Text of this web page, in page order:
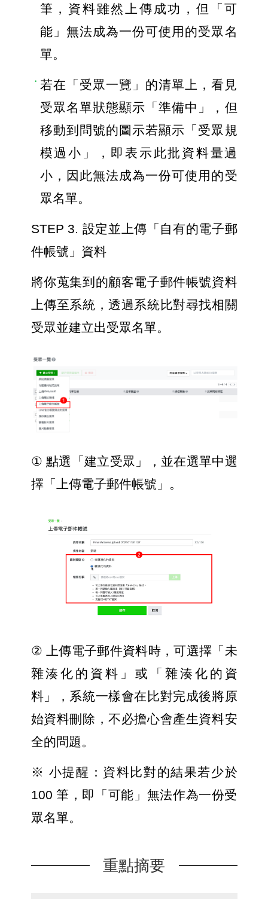
筆，資料雖然上傳成功，但「可
能」無法成為一份可使用的受眾名
單。
若在「受眾一覽」的清單上，看見
受眾名單狀態顯示「準備中」，但
移動到問號的圖示若顯示「受眾規
模過小」，即表示此批資料量過
小，因此無法成為一份可使用的受
眾名單。
STEP 3. 設定並上傳「自有的電子郵
件帳號」資料
將你蒐集到的顧客電子郵件帳號資料
上傳至系統，透過系統比對尋找相關
受眾並建立出受眾名單。
① 點選「建立受眾」，並在選單中選
擇「上傳電子郵件帳號」。
② 上傳電子郵件資料時，可選擇「未
雜湊化的資料」或「雜湊化的資
料」，系統一樣會在比對完成後將原
始資料刪除，不必擔心會產生資料安
全的問題。
※ 小提醒：資料比對的結果若少於
100 筆，即「可能」無法作為一份受
眾名單。
重點摘要